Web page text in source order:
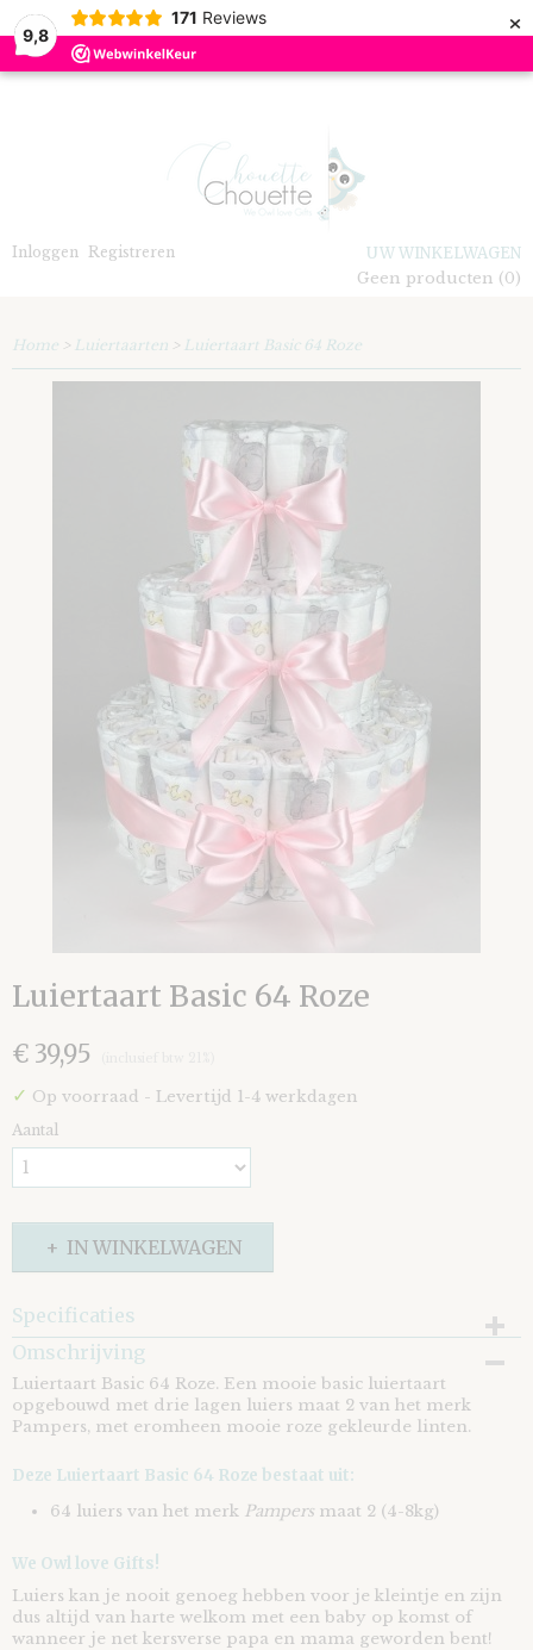
9,8
171 Reviews ×
Inloggen Registreren
UW WINKELWAGEN
Geen producten (0)
Home > Luiertaarten > Luiertaart Basic 64 Roze
Luiertaart Basic 64 Roze
€ 39,95
✓ Op voorraad - Levertijd 1-4 werkdagen
Aantal
IN WINKELWAGEN
Specificaties
EAN code
8721073401649
Omschrijving
Luiertaart Basic 64 Roze. Een mooie basic luiertaart
opgebouwd met drie lagen luiers maat 2 van het merk
Pampers, met eromheen mooie roze gekleurde linten.
Deze Luiertaart Basic 64 Roze bestaat uit:
64 luiers van het merk Pampers maat 2 (4-8kg)
We Owl love Gifts!
Luiers kan je nooit genoeg hebben voor je kleintje en zijn
dus altijd van harte welkom met een baby op komst of
wanneer je net kersverse papa en mama geworden bent!